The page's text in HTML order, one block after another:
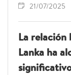
21/07/2025
La
Lanka ha